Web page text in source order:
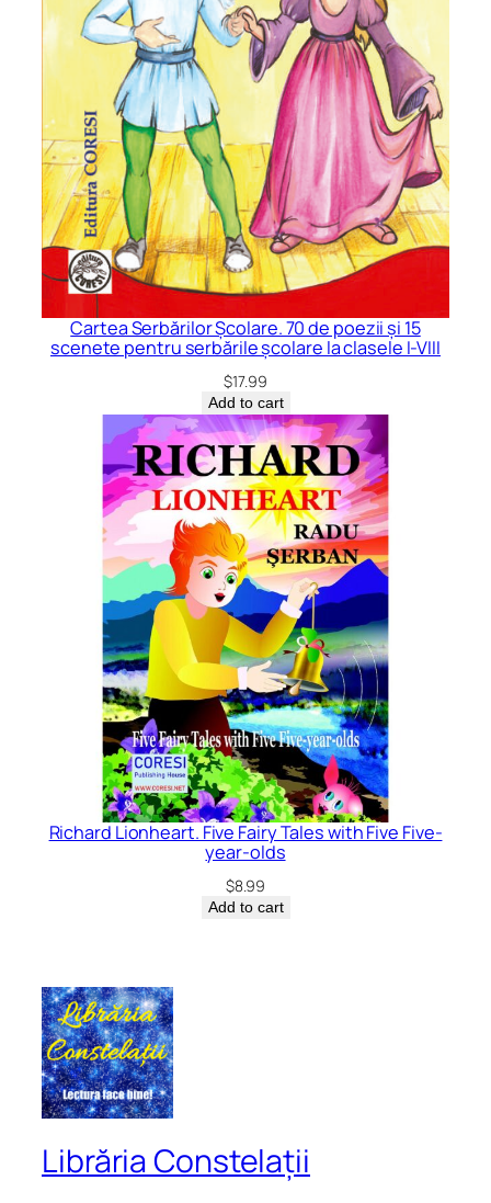
Cartea Serbărilor Școlare. 70 de poezii și 15
scenete pentru serbările școlare la clasele I-VIII
$17.99
Add to cart
Richard Lionheart. Five Fairy Tales with Five Five-
year-olds
$8.99
Add to cart
Librăria Constelații